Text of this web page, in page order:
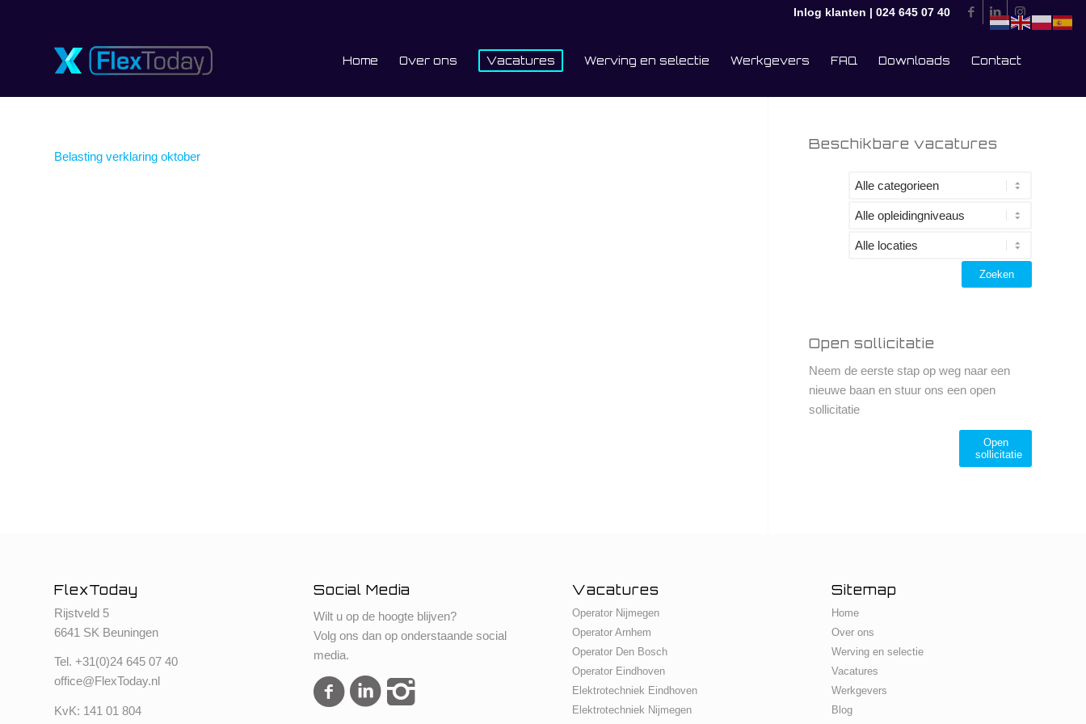
Inlog klanten | 024 645 07 40
Home Over ons Vacatures Werving en selectie Werkgevers FAQ Downloads Contact
Belasting verklaring oktober
Beschikbare vacatures
Open sollicitatie
Neem de eerste stap op weg naar een
nieuwe baan en stuur ons een open
sollicitatie
Open
sollicitatie
FlexToday
Rijstveld 5
6641 SK Beuningen
Tel. +31(0)24 645 07 40
office@FlexToday.nl
KvK: 141 01 804
Social Media
Wilt u op de hoogte blijven?
Volg ons dan op onderstaande social
media.
Vacatures
Operator Nijmegen
Operator Arnhem
Operator Den Bosch
Operator Eindhoven
Elektrotechniek Eindhoven
Elektrotechniek Nijmegen
Sitemap
Home
Over ons
Werving en selectie
Vacatures
Werkgevers
Blog